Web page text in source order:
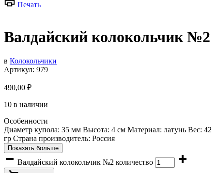
Печать
Валдайский колокольчик №2
в Колокольчики
Артикул: 979
490,00 ₽
10 в наличии
Особенности
Диаметр купола: 35 мм Высота: 4 см Материал: латунь Вес: 42
гр Страна производитель: Россия
Показать больше
Валдайский колокольчик №2 количество